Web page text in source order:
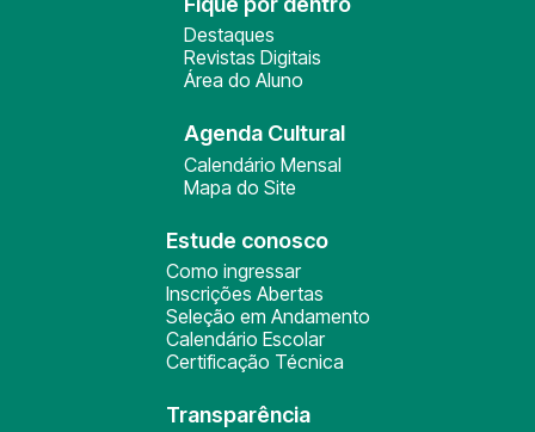
Destaques
Revistas Digitais
Área do Aluno
Agenda Cultural
Calendário Mensal
Mapa do Site
Estude conosco
Como ingressar
Inscrições Abertas
Seleção em Andamento
Calendário Escolar
Certificação Técnica
Transparência